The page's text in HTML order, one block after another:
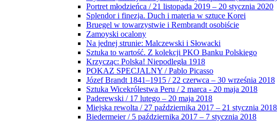
Portret młodzieńca / 21 listopada 2019 – 20 stycznia 2020
Splendor i finezja. Duch i materia w sztuce Korei
Bruegel w towarzystwie i Rembrandt osobiście
Zamoyski ocalony
Na jednej strunie: Malczewski i Słowacki
Sztuka to wartość. Z kolekcji PKO Banku Polskiego
Krzycząc: Polska! Niepodległa 1918
POKAZ SPECJALNY / Pablo Picasso
Józef Brandt 1841–1915 / 22 czerwca – 30 września 2018
Sztuka Wicekrólestwa Peru / 2 marca - 20 maja 2018
Paderewski / 17 lutego – 20 maja 2018
Miejska rewolta / 27 października 2017 – 21 stycznia 2018
Biedermeier / 5 października 2017 – 7 stycznia 2018